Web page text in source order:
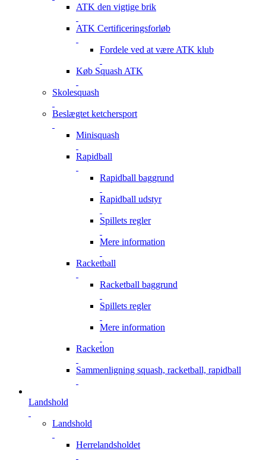
ATK den vigtige brik
ATK Certificeringsforløb
Fordele ved at være ATK klub
Køb Squash ATK
Skolesquash
Beslægtet ketchersport
Minisquash
Rapidball
Rapidball baggrund
Rapidball udstyr
Spillets regler
Mere information
Racketball
Racketball baggrund
Spillets regler
Mere information
Racketlon
Sammenligning squash, racketball, rapidball
Landshold
Landshold
Herrelandsholdet